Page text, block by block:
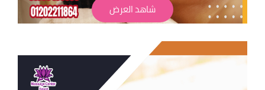
وعلشان تختار جلستك عندنا يبقا لازم تعرف اهم ما يميزنا
شاهد العرض